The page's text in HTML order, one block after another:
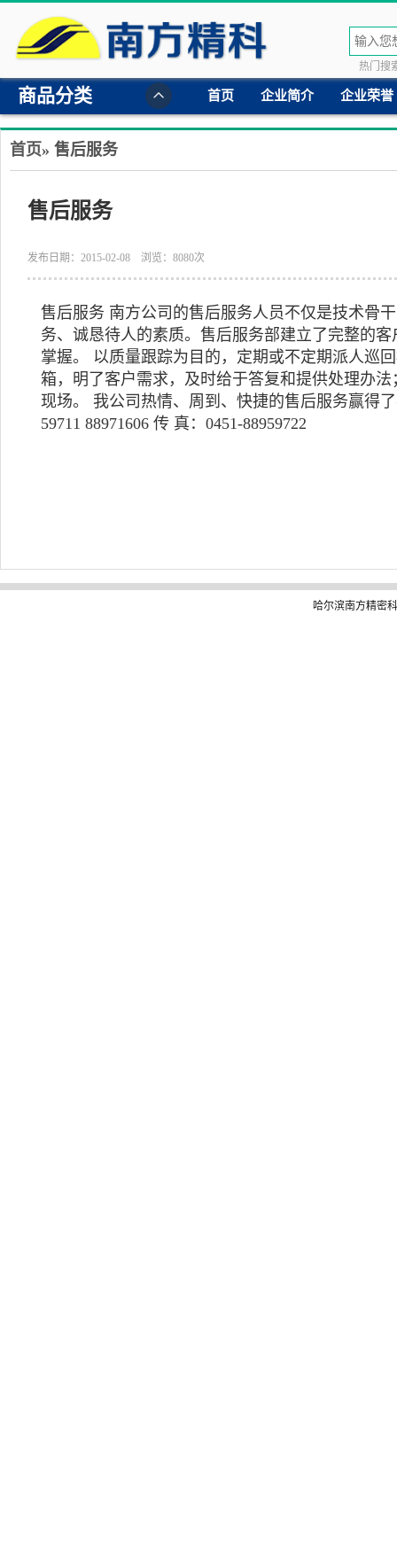
热门搜
商品分类 首页 企业简介 企业荣誉
首页» 售后服务
售后服务
发布日期：2015-02-08 浏览：8080次
售后服务 南方公司的售后服务人员不仅是技术骨
务、诚恳待人的素质。售后服务部建立了完整的
掌握。 以质量跟踪为目的，定期或不定期派人巡
箱，明了客户需求，及时给于答复和提供处理办
现场。 我公司热情、周到、快捷的售后服务赢得
59711 88971606 传 真：0451-88959722
哈尔滨南方精密